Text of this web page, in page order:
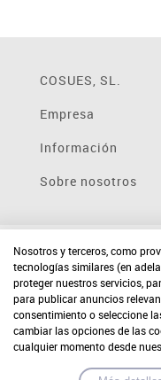
COSUES, SL.
Empresa
Información
Sobre nosotros
Nosotros y terceros, como
tecnologías similares (en
proteger nuestros servicios,
para publicar anuncios
consentimiento o seleccione
cambiar las opciones de las
cualquier momento desde